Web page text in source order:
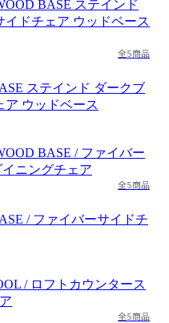
全5商品
ステインド ダークブ
ア ウッドベース
全5商品
/ ファイバーサイドチ
全5商品